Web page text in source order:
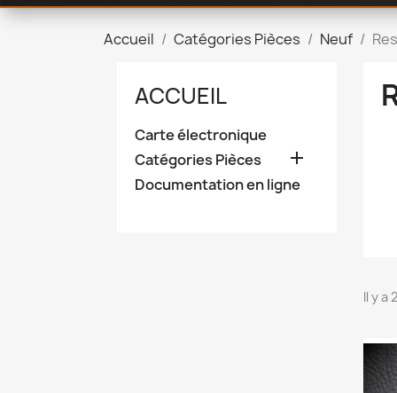
Accueil Catégories Pièces Neuf
ACCUEIL
Carte électronique
Catégories Pièces

Documentation en ligne
Il y a